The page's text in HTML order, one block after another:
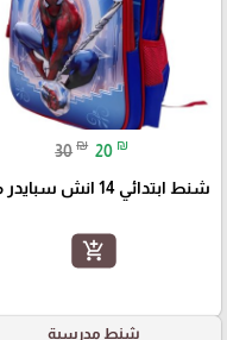
30 ₪ 20 ₪
شنط ابتدائي 14 انش سبايدر مان
add_shopping_cart
شنط مدرسية